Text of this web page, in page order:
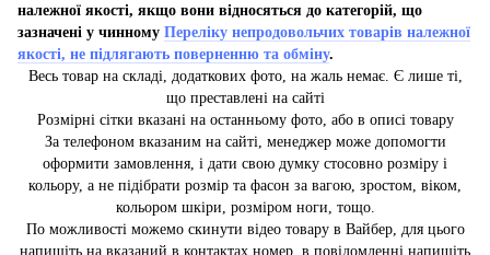
належної якості, якщо вони відносяться до категорій, що
зазначені у чинному Переліку непродовольчих товарів належної
якості, не підлягають поверненню та обміну.
Весь товар на складі, додаткових фото, на жаль немає. Є лише ті,
що преставлені на сайті
Розмірні сітки вказані на останньому фото, або в описі товару
За телефоном вказаним на сайті, менеджер може допомогти
оформити замовлення, і дати свою думку стосовно розміру і
кольору, а не підібрати розмір та фасон за вагою, зростом, віком,
кольором шкіри, розміром ноги, тощо.
По можливості можемо скинути відео товару в Вайбер, для цього
напишіть на вказаний в контактах номер, в повідомленні напишіть